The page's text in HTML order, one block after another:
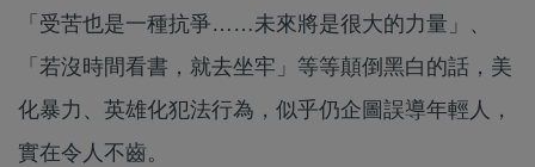
「受苦也是一種抗爭……未來將是很大的力量」、
「若沒時間看書，就去坐牢」等等顛倒黑白的話，美
化暴力、英雄化犯法行為，似乎仍企圖誤導年輕人，
實在令人不齒。